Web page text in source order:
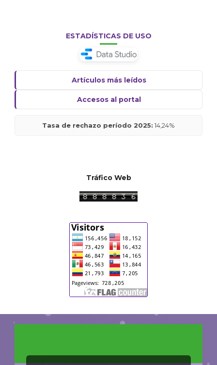
ESTADÍSTICAS DE USO
Artículos más leídos
Accesos al portal
Tasa de rechazo período 2025: 14,24%
Tráfico Web